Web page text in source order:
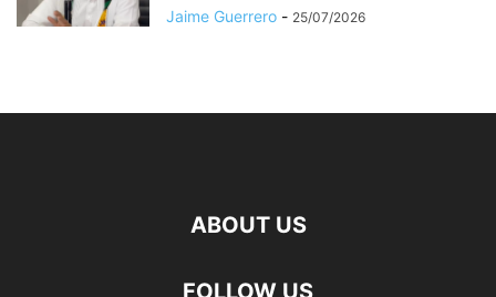
Jaime Guerrero - 25/07/2026
ABOUT US
FOLLOW US